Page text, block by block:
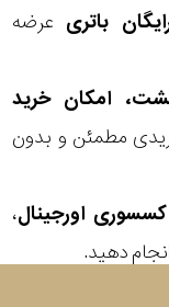
عرضه
مهلت بازگشت، امکان خرید
مطمئن و بدون
،
دهید.